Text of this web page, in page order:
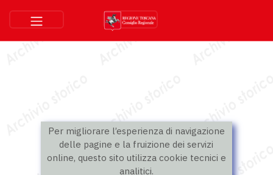
Per migliorare l’esperienza di navigazione
delle pagine e la fruizione dei servizi
online, questo sito utilizza cookie tecnici e
analitici.